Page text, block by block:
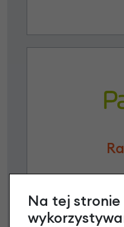
3
Raty do
Na tej stronie